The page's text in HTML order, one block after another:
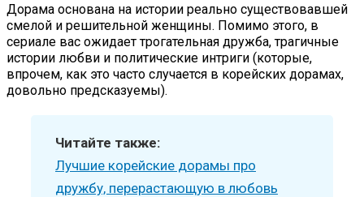
Дорама основана на истории реально существовавшей
смелой и решительной женщины. Помимо этого, в
сериале вас ожидает трогательная дружба, трагичные
истории любви и политические интриги (которые,
впрочем, как это часто случается в корейских дорамах,
довольно предсказуемы).
Читайте также:
Лучшие корейские дорамы про
дружбу, перерастающую в любовь